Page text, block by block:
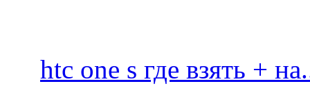
htc one s где взять +